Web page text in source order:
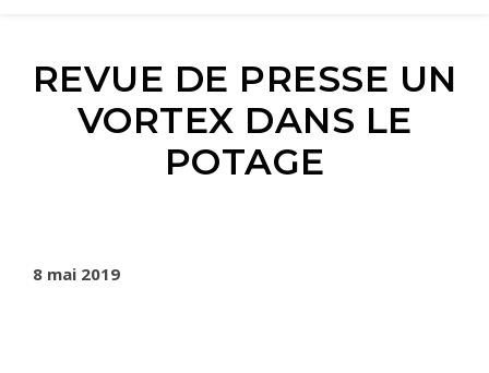
REVUE DE PRESSE UN
VORTEX DANS LE
POTAGE
8 mai 2019